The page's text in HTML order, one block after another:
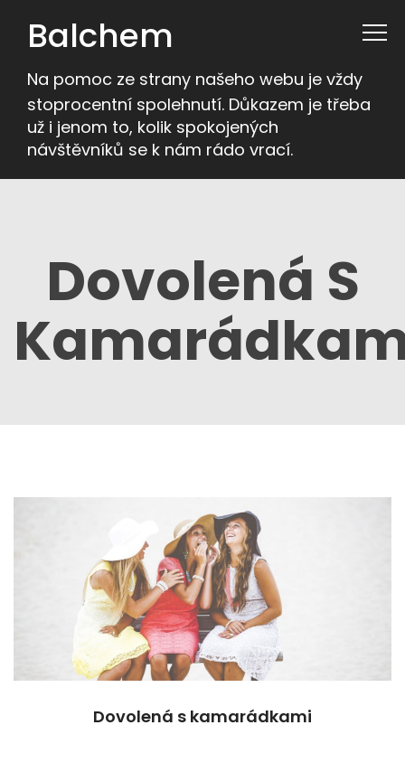
Balchem
Na pomoc ze strany našeho webu je vždy
stoprocentní spolehnutí. Důkazem je třeba
už i jenom to, kolik spokojených
návštěvníků se k nám rádo vrací.
Dovolená S
Dovolená s kamarádkami